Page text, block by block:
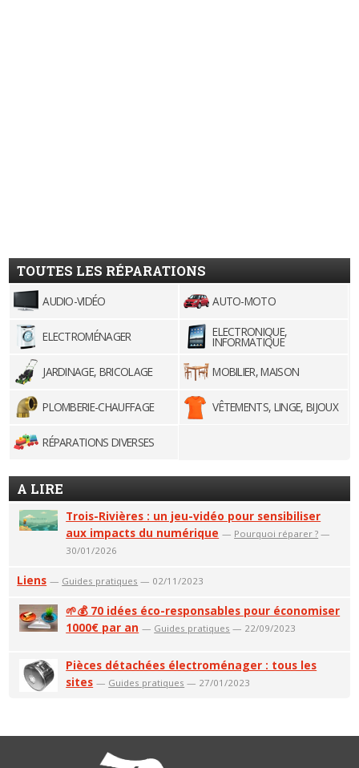
TOUTES LES RÉPARATIONS
AUDIO-VIDÉO AUTO-MOTO
ELECTROMÉNAGER ELECTRONIQUE,
INFORMATIQUE
JARDINAGE, BRICOLAGE
MOBILIER, MAISON
PLOMBERIE-CHAUFFAGE VÊTEMENTS, LINGE, BIJOUX
RÉPARATIONS DIVERSES
A LIRE
Trois-Rivières : un jeu-vidéo pour sensibiliser
aux impacts du numérique — Pourquoi réparer ? —
30/01/2026
Liens — Guides pratiques — 02/11/2023
🌱💰 70 idées éco-responsables pour économiser
1000€ par an — Guides pratiques — 22/09/2023
Pièces détachées électroménager : tous les
sites — Guides pratiques — 27/01/2023